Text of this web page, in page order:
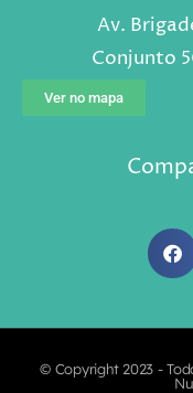
Av.
Conjunto
Ver no mapa
© Copyright 2023 -